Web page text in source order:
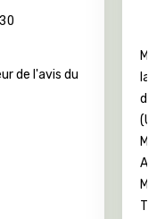
de l'avis du
M.
la
des
(UN
M.
M.